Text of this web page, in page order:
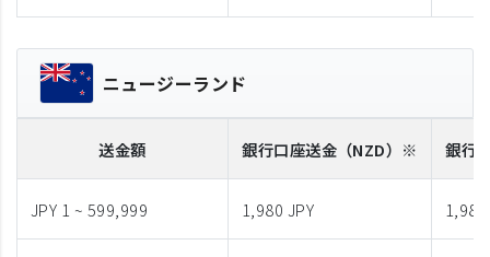
ニュージーランド
送金額 銀行口座送金 （NZD）※ 銀行
JPY 1 ~ 599,999 1,980 JPY 1,980